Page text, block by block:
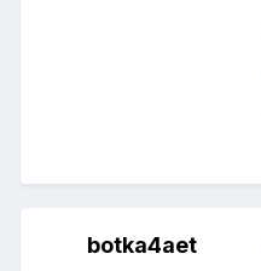
botka4aet